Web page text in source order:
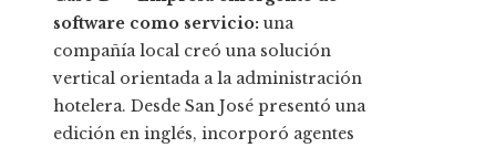
software como servicio: una
compañía local creó una solución
vertical orientada a la administración
hotelera. Desde San José presentó una
edición en inglés, incorporó agentes